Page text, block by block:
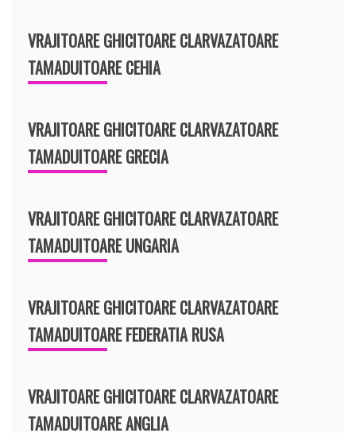
VRAJITOARE GHICITOARE CLARVAZATOARE
TAMADUITOARE CEHIA
VRAJITOARE GHICITOARE CLARVAZATOARE
TAMADUITOARE GRECIA
VRAJITOARE GHICITOARE CLARVAZATOARE
TAMADUITOARE UNGARIA
VRAJITOARE GHICITOARE CLARVAZATOARE
TAMADUITOARE FEDERATIA RUSA
VRAJITOARE GHICITOARE CLARVAZATOARE
TAMADUITOARE ANGLIA